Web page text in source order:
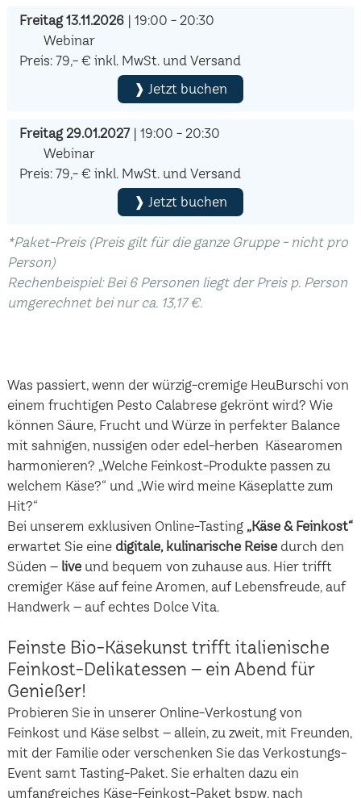
Freitag 13.11.2026| 19:00 - 20:30
Webinar
Preis: 79,- € inkl. MwSt. und Versand
❱ Jetzt buchen
Freitag 29.01.2027| 19:00 - 20:30
Webinar
Preis: 79,- € inkl. MwSt. und Versand
❱ Jetzt buchen
*Paket-Preis (Preis gilt für die ganze Gruppe - nicht pro
Person)
Rechenbeispiel: Bei 6 Personen liegt der Preis p. Person
umgerechnet bei nur ca. 13,17 €.
Was passiert, wenn der würzig-cremige HeuBurschi von
einem fruchtigen Pesto Calabrese gekrönt wird? Wie
können Säure, Frucht und Würze in perfekter Balance
mit sahnigen, nussigen oder edel-herben Käsearomen
harmonieren? „Welche Feinkost-Produkte passen zu
welchem Käse?“ und „Wie wird meine Käseplatte zum
Hit?“
Bei unserem exklusiven Online-Tasting „Käse & Feinkost“
erwartet Sie eine digitale, kulinarische Reisedurch den
Süden – live und bequem von zuhause aus. Hier trifft
cremiger Käse auf feine Aromen, auf Lebensfreude, auf
Handwerk – auf echtes Dolce Vita.
Feinste Bio-Käsekunst trifft italienische
Feinkost-Delikatessen – ein Abend für
Genießer!
Probieren Sie in unserer Online-Verkostung von
Feinkost und Käse selbst – allein, zu zweit, mit Freunden,
mit der Familie oder verschenken Sie das Verkostungs-
Event samt Tasting-Paket. Sie erhalten dazu ein
umfangreiches Käse-Feinkost-Paket bspw. nach